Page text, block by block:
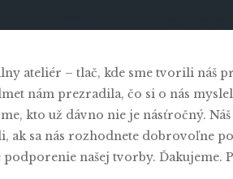
ateliér – tlač, kde sme tvorili náš
nám prezradila, čo si o nás
kto už dávno nie je násťročný.
ak sa nás rozhodnete dobrovoľne
našej tvorby. Ďakujeme.